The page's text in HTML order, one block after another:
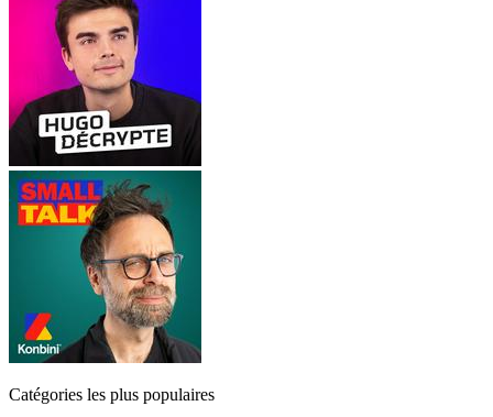
Catégories les plus populaires